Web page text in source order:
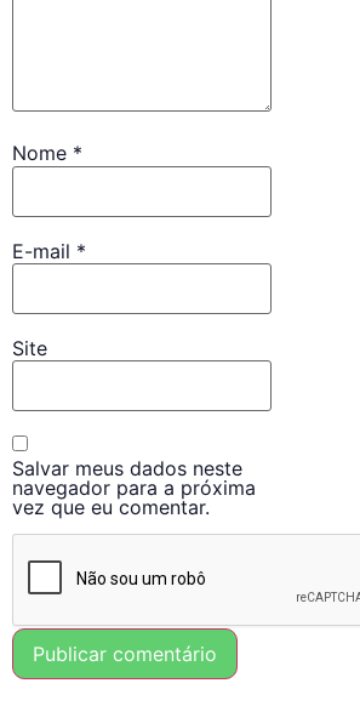
Nome *
E-mail *
Site
Salvar meus dados neste
navegador para a próxima
vez que eu comentar.